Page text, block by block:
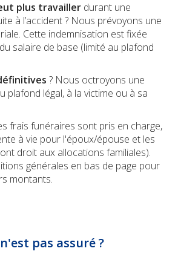
plus travailler durant une
à l’accident ? Nous prévoyons une
Cette indemnisation est fixée
salaire de base (limité au plafond
? Nous octroyons une
plafond légal, à la victime ou à sa
frais funéraires sont pris en charge,
à vie pour l'époux/épouse et les
droit aux allocations familiales).
générales en bas de page pour
montants.
pas assuré ?